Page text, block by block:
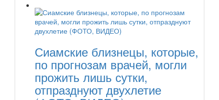
Сиамские близнецы, которые,
по прогнозам врачей, могли
прожить лишь сутки,
отпразднуют двухлетие